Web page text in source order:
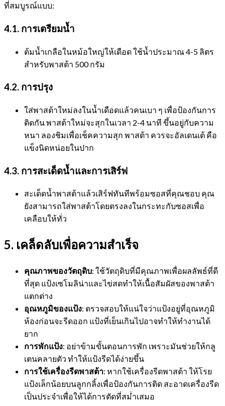
ที่สมบูรณ์แบบ:
4.1. การเตรียมน้ำ
ต้มน้ำเกลือในหม้อใหญ่ให้เดือด ใช้น้ำประมาณ 4-5 ลิตร
สำหรับพาสต้า 500 กรัม
4.2. การปรุง
ใส่พาสต้าใหม่ลงในน้ำเดือดแล้วคนเบา ๆ เพื่อป้องกันการ
ติดกัน พาสต้าใหม่จะสุกในเวลา 2-4 นาที ขึ้นอยู่กับความ
หนา ลองชิมเพื่อเช็คความสุก พาสต้า ควรจะอัลเดนเต้ คือ
แข็งนิดหน่อยในปาก
4.3. การสะเด็ดน้ำและการเสิร์ฟ
สะเด็ดน้ำพาสต้าแล้วเสิร์ฟทันทีพร้อมซอสที่คุณชอบ คุณ
ยังสามารถใส่พาสต้าโดยตรงลงในกระทะกับซอสเพื่อ
เคลือบให้ทั่ว
5. เคล็ดลับเพื่อความสำเร็จ
คุณภาพของวัตถุดิบ: ใช้วัตถุดิบที่มีคุณภาพเพื่อผลลัพธ์ที่ดี
ที่สุด แป้งเซโมลิน่าและไข่สดทำให้เนื้อสัมผัสของพาสต้า
แตกต่าง
อุณหภูมิของแป้ง: ตรวจสอบให้แน่ใจว่าแป้งอยู่ที่อุณหภูมิ
ห้องก่อนจะรีดออก แป้งที่เย็นเกินไปอาจทำให้ทำงานได้
ยาก
การพักแป้ง: อย่าข้ามขั้นตอนการพัก เพราะมันช่วยให้กลู
เตนคลายตัว ทำให้แป้งรีดได้ง่ายขึ้น
การใช้เครื่องรีดพาสต้า: หากใช้เครื่องรีดพาสต้า ให้โรย
แป้งเล็กน้อยบนลูกกลิ้งเพื่อป้องกันการติด สะอาดเครื่องรีด
เป็นประจำเพื่อให้ได้การตัดที่สม่ำเสมอ